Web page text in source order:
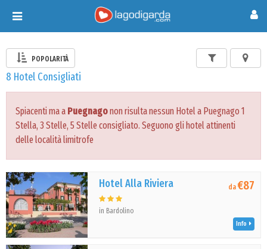
Toggle
navigation
POPOLARITÀ
8 Hotel Consigliati
Spiacenti ma a Puegnagonon risulta nessun Hotel a Puegnago 1
Stella, 3 Stelle, 5 Stelle consigliato. Seguono gli hotel attinenti
delle località limitrofe
Hotel Alla Riviera
in Bardolino
da€87
Info